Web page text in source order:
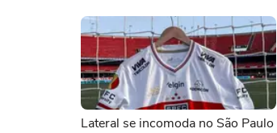
Lateral se incomoda no São Paulo